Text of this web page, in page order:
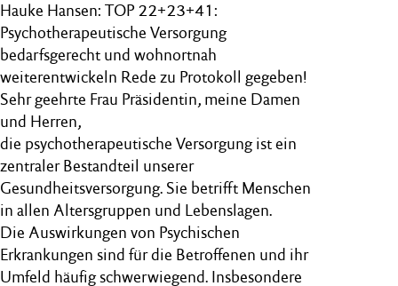
Hauke Hansen: TOP 22+23+41:
Psychotherapeutische Versorgung
bedarfsgerecht und wohnortnah
weiterentwickeln Rede zu Protokoll gegeben!
Sehr geehrte Frau Präsidentin, meine Damen
und Herren,
die psychotherapeutische Versorgung ist ein
zentraler Bestandteil unserer
Gesundheitsversorgung. Sie betrifft Menschen
in allen Altersgruppen und Lebenslagen.
Die Auswirkungen von Psychischen
Erkrankungen sind für die Betroffenen und ihr
Umfeld häufig schwerwiegend. Insbesondere